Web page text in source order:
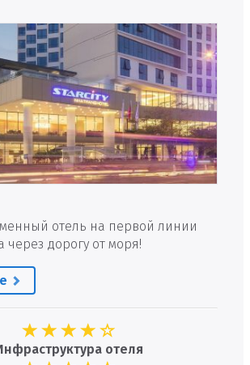
отель на первой линии
через дорогу от моря!
отеля